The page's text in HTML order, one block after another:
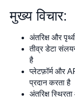
मुख्य विचार:
अंतरिक्ष और
तीव्र डेटा
है
प्लेटफ़ॉर्म और
प्रदान करता है
अंतरिक्ष